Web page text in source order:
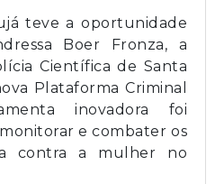
teve a oportunidade
Boer Fronza, a
Científica de Santa
Plataforma Criminal
inovadora foi
e combater os
contra a mulher no